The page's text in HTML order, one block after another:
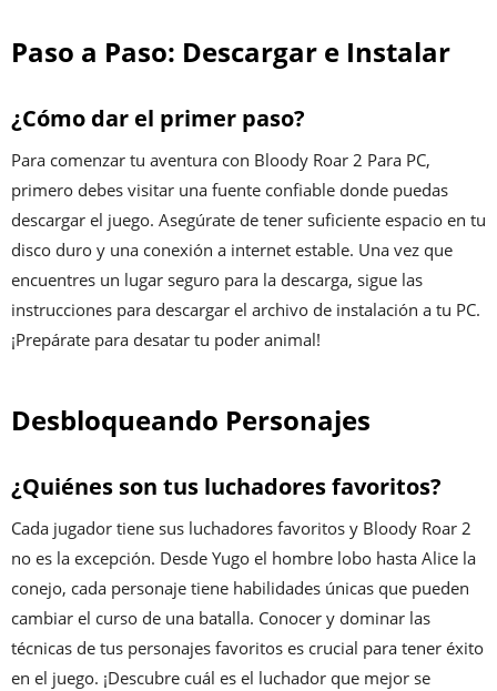
Paso a Paso: Descargar e Instalar
¿Cómo dar el primer paso?
Para comenzar tu aventura con Bloody Roar 2 Para PC,
primero debes visitar una fuente confiable donde puedas
descargar el juego. Asegúrate de tener suficiente espacio en tu
disco duro y una conexión a internet estable. Una vez que
encuentres un lugar seguro para la descarga, sigue las
instrucciones para descargar el archivo de instalación a tu PC.
¡Prepárate para desatar tu poder animal!
Desbloqueando Personajes
¿Quiénes son tus luchadores favoritos?
Cada jugador tiene sus luchadores favoritos y Bloody Roar 2
no es la excepción. Desde Yugo el hombre lobo hasta Alice la
conejo, cada personaje tiene habilidades únicas que pueden
cambiar el curso de una batalla. Conocer y dominar las
técnicas de tus personajes favoritos es crucial para tener éxito
en el juego. ¡Descubre cuál es el luchador que mejor se